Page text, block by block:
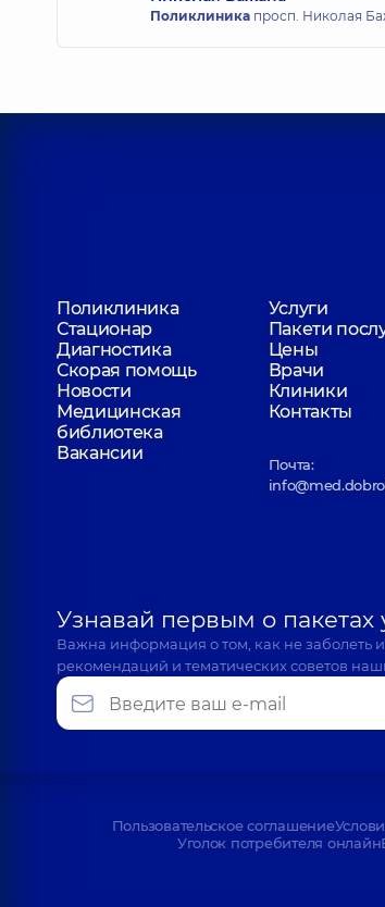
Поликлиника просп. Николая
Поликлиника
Услуги
Стационар
Пакети
Диагностика
Цены
Скорая помощь
Врачи
Новости
Клиники
Медицинская
библиотека
Контакты
Вакансии
Почта:
Узнавай первым о пакетах
Важна информация о том, как не заболеть
рекомендаций и тематических советов
Пользовательское соглашение
Уголок потребителя онлайн